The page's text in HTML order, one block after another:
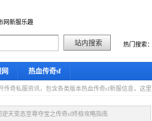
网新服乐趣
热门搜索：
热血传奇sf
传奇私服资讯，包含各类版本热血传奇sf新服信息，这
天变态至尊夺宝之传奇sf终极攻略指南